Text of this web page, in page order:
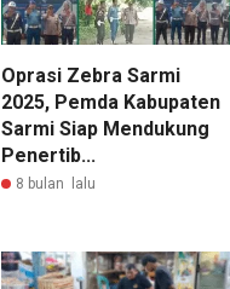
Oprasi Zebra Sarmi
2025, Pemda Kabupaten
Sarmi Siap Mendukung
Penertib...
8 bulan lalu